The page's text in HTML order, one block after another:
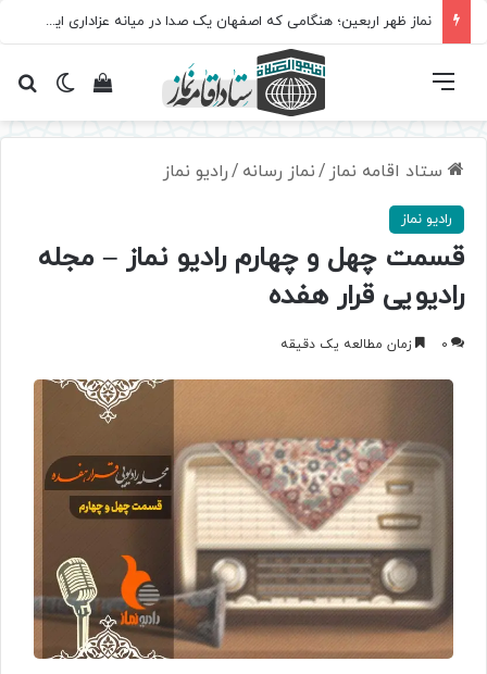
نماز ظهر اربعین؛ هنگامی که اصفهان یک صدا در میانه عزاداری ایستاد
تغییرمشاهده فهرست
ستاد اقامه نماز /نماز رسانه /رادیو نماز
رادیو نماز
قسمت چهل و چهارم رادیو نماز – مجله
رادیویی قرار هفده
0 زمان مطالعه یک دقیقه